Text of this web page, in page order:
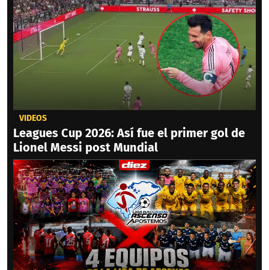
VIDEOS
Leagues Cup 2026: Así fue el primer gol de
Lionel Messi post Mundial